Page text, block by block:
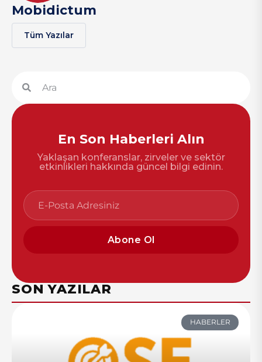
Mobidictum
Tüm Yazılar
En Son Haberleri Alın
Yaklaşan konferanslar, zirveler ve sektör
etkinlikleri hakkında güncel bilgi edinin.
Abone Ol
SON YAZILAR
HABERLER